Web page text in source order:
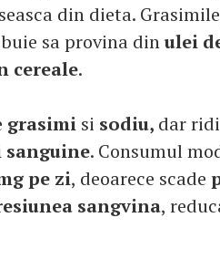
din dieta.
sa provina dinulei
cereale.
grasimi si sodiu, dar
. Consumul
pe zi, deoarece scade
sangvina,